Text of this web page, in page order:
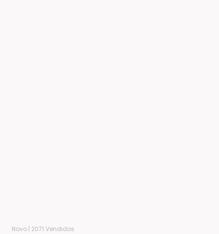
Novo | 2071 Vendidos